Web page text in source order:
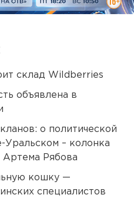
склад Wildberries
объявлена в
о политической
Уральском – колонка
Рябова
кошку —
специалистов